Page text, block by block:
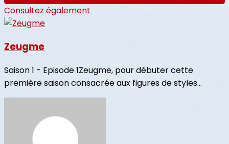
Consultez également
Zeugme
Saison 1 - Episode 1Zeugme, pour débuter cette
première saison consacrée aux figures de styles...